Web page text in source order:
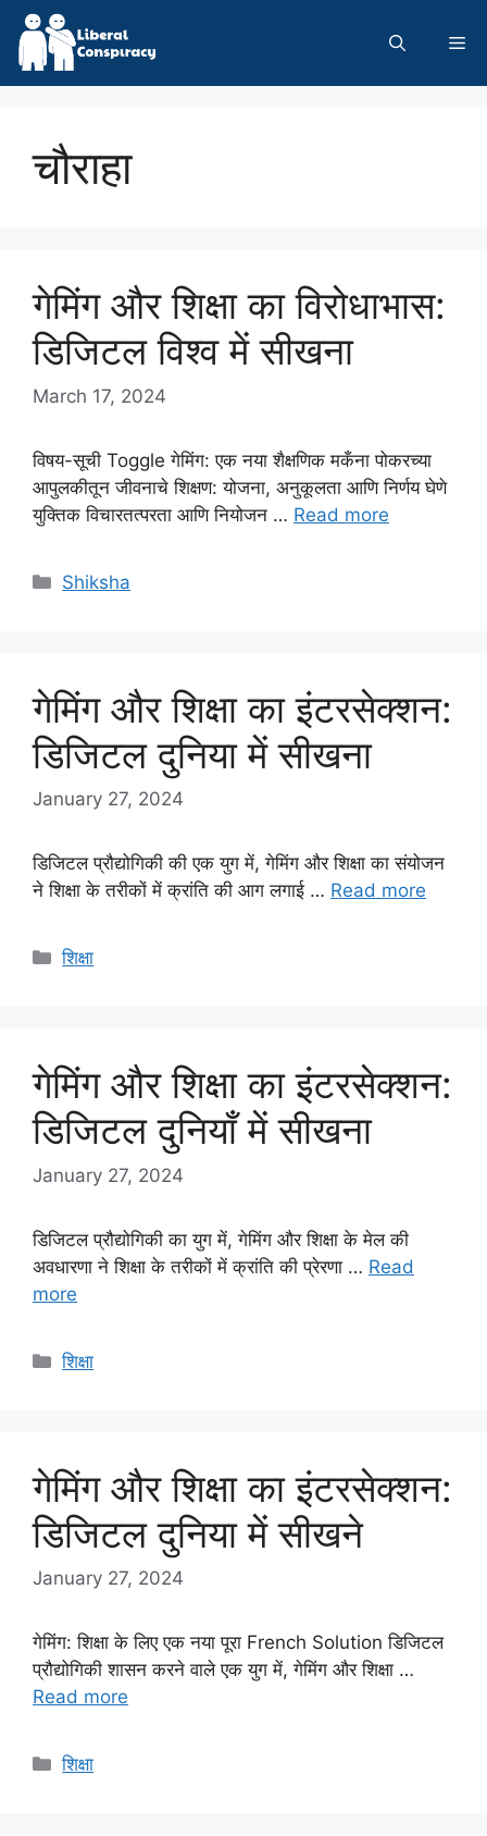
Skip
content
चौराहा
गेमिंग और शिक्षा का विरोधाभास:
डिजिटल विश्व में सीखना
March 17, 2024
विषय-सूची Toggle गेमिंग: एक नया शैक्षणिक मकँना पोकरच्या
आपुलकीतून जीवनाचे शिक्षण: योजना, अनुकूलता आणि निर्णय घेणे
युक्तिक विचारतत्परता आणि नियोजन … Read more
Categories
Shiksha
गेमिंग और शिक्षा का इंटरसेक्शन:
डिजिटल दुनिया में सीखना
January 27, 2024
डिजिटल प्रौद्योगिकी की एक युग में, गेमिंग और शिक्षा का संयोजन
ने शिक्षा के तरीकों में क्रांति की आग लगाई … Read more
Categories
शिक्षा
गेमिंग और शिक्षा का इंटरसेक्शन:
डिजिटल दुनियाँ में सीखना
January 27, 2024
डिजिटल प्रौद्योगिकी का युग में, गेमिंग और शिक्षा के मेल की
अवधारणा ने शिक्षा के तरीकों में क्रांति की प्रेरणा … Read
more
Categories
शिक्षा
गेमिंग और शिक्षा का इंटरसेक्शन:
डिजिटल दुनिया में सीखने
January 27, 2024
गेमिंग: शिक्षा के लिए एक नया पूरा French Solution डिजिटल
प्रौद्योगिकी शासन करने वाले एक युग में, गेमिंग और शिक्षा …
Read more
Categories
शिक्षा